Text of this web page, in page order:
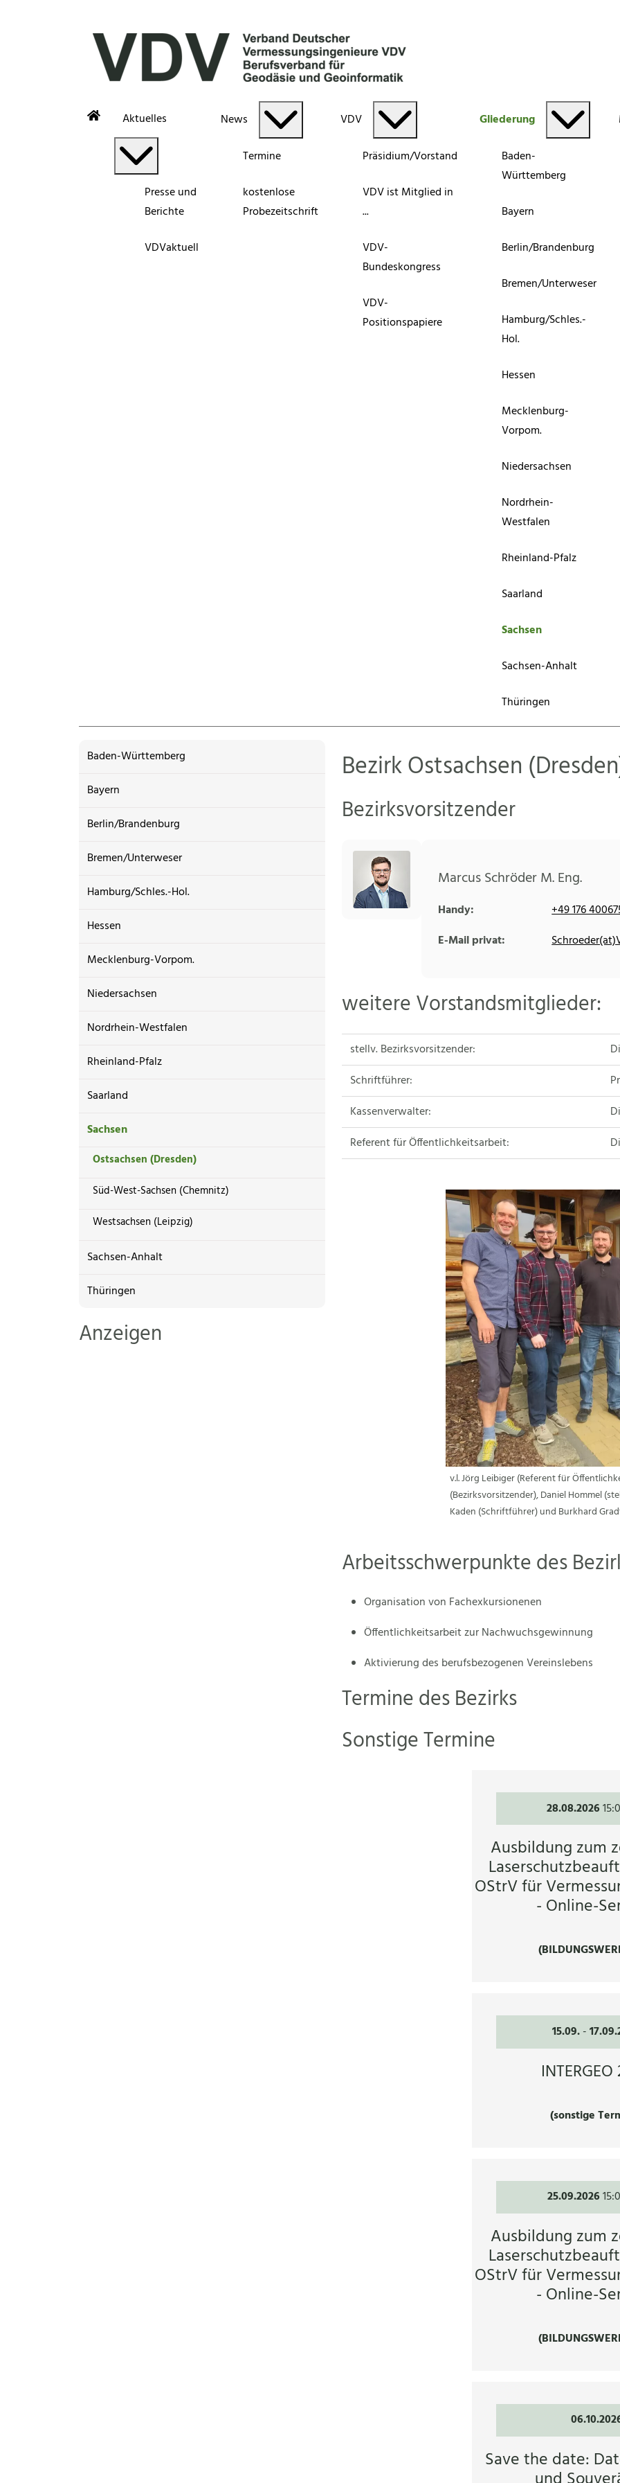
Aktuelles
Presse und
Berichte
VDVaktuell
News
Termine
kostenlose
Probezeitschrift
VDV
Präsidium/Vorstand
VDV ist Mitglied in
...
VDV-
Bundeskongress
VDV-
Positionspapiere
Gliederung
Baden-
Württemberg
Bayern
Berlin/Brandenburg
Bremen/Unterweser
Hamburg/Schles.-
Hol.
Hessen
Mecklenburg-
Vorpom.
Niedersachsen
Nordrhein-
Westfalen
Rheinland-Pfalz
Saarland
Sachsen
Sachsen-Anhalt
Thüringen
Baden-Württemberg
Bayern
Berlin/Brandenburg
Bremen/Unterweser
Hamburg/Schles.-Hol.
Hessen
Mecklenburg-Vorpom.
Niedersachsen
Nordrhein-Westfalen
Rheinland-Pfalz
Saarland
Sachsen
Ostsachsen (Dresden)
Süd-West-Sachsen (Chemnitz)
Westsachsen (Leipzig)
Sachsen-Anhalt
Thüringen
Anzeigen
Bezirk Ostsachsen
Bezirksvorsitzender
Marcus Schröder M. Eng.
Handy:
+49 176
E-Mail privat:
weitere Vorstandsmitglieder:
stellv. Bezirksvorsitzender:
Schriftführer:
Kassenverwalter:
Referent für Öffentlichkeitsarbeit:
v.l. Jörg Leibiger (Referent für
(Bezirksvorsitzender), Daniel Hommel
Kaden (Schriftführer) und Burkhard
Arbeitsschwerpunkte des
Organisation von Fachexkursionenen
Öffentlichkeitsarbeit zur Nachwuchsgewinnung
Aktivierung des berufsbezogenen Vereinslebens
Termine des Bezirks
Sonstige Termine
28.08.2026
Ausbildung zum
OStrV für
- Online-
15.09.-
(sonstige
25.09.2026
Ausbildung zum
OStrV für
- Online-
Save the date: